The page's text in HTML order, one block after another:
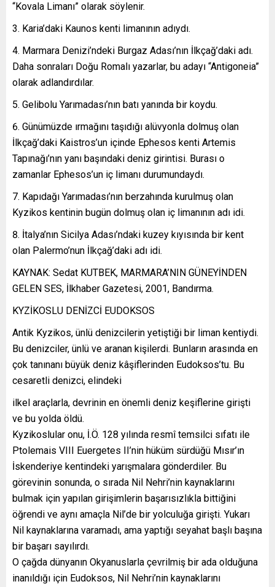
“Kovala Limanı” olarak söylenir.
Karia’daki Kaunos kenti limanının adıydı.
Marmara Denizi’ndeki Burgaz Adası’nın İlkçağ’daki adı.
Daha sonraları Doğu Romalı yazarlar, bu adayı “Antigoneia”
olarak adlandırdılar.
Gelibolu Yarımadası’nın batı yanında bir koydu.
Günümüzde ırmağını taşıdığı alüvyonla dolmuş olan
İlkçağ’daki Kaistros’un içinde Ephesos kenti Artemis
Tapınağı’nın yanı başındaki deniz girintisi. Burası o
zamanlar Ephesos’un iç limanı durumundaydı.
Kapıdağı Yarımadası’nın berzahında kurulmuş olan
Kyzikos kentinin bugün dolmuş olan iç limanının adı idi.
İtalya’nın Sicilya Adası’ndaki kuzey kıyısında bir kent
olan Palermo’nun İlkçağ’daki adı idi.
KAYNAK: Sedat KUTBEK, MARMARA’NIN GÜNEYİNDEN
GELEN SES, İlkhaber Gazetesi, 2001, Bandırma.
KYZİKOSLU DENİZCİ EUDOKSOS
Antik Kyzikos, ünlü denizcilerin yetiştiği bir liman kentiydi.
Bu denizciler, ünlü ve aranan kişilerdi. Bunların arasında en
çok tanınanı büyük deniz kâşiflerinden Eudoksos’tu. Bu
cesaretli denizci, elindeki
ilkel araçlarla, devrinin en önemli deniz keşiflerine girişti
ve bu yolda öldü.
Kyzikoslular onu, İ.Ö. 128 yılında resmî temsilci sıfatı ile
Ptolemais VIII Euergetes II’nin hüküm sürdüğü Mısır’ın
İskenderiye kentindeki yarışmalara gönderdiler. Bu
görevinin sonunda, o sırada Nil Nehri’nin kaynaklarını
bulmak için yapılan girişimlerin başarısızlıkla bittiğini
öğrendi ve aynı amaçla Nil’de bir yolculuğa girişti. Yukarı
Nil kaynaklarına varamadı, ama yaptığı seyahat başlı başına
bir başarı sayılırdı.
O çağda dünyanın Okyanuslarla çevrilmiş bir ada olduğuna
inanıldığı için Eudoksos, Nil Nehri’nin kaynaklarını